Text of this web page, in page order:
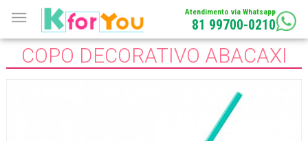
Atendimento via Whatsapp
81 99700-0210
COPO DECORATIVO ABACAXI